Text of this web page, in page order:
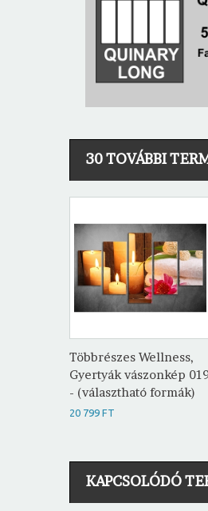
30 TOVÁBBI
Többrészes Wellness,
Gyertyák vászonkép
- (választható formák)
20 799 FT
KAPCSOLÓDÓ